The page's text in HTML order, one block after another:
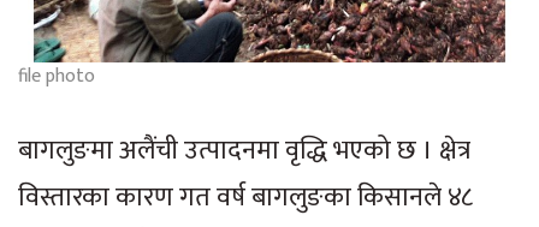
file photo
बागलुङमा अलैंची उत्पादनमा वृद्धि भएको छ । क्षेत्र
विस्तारका कारण गत वर्ष बागलुङका किसानले ४८